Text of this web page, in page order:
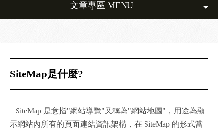
文章專區 MENU
SiteMap是什麼?
SiteMap 是意指"網站導覽"又稱為"網站地圖"，用途為顯
示網站內所有的頁面連結資訊架構，在 SiteMap 的形式當